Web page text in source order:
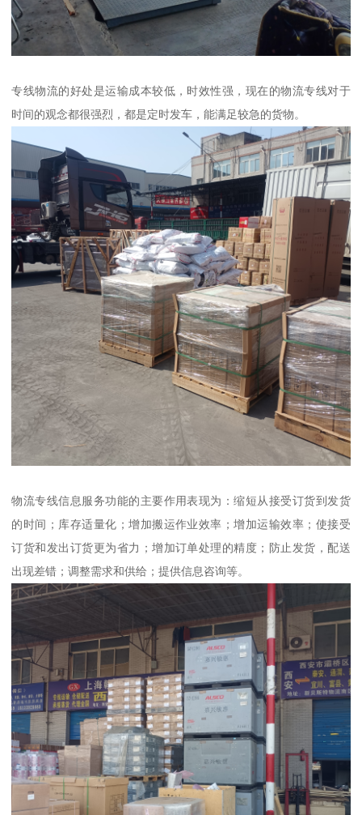
专线物流的好处是运输成本较低，时效性强，现在的物流专线对于
时间的观念都很强烈，都是定时发车，能满足较急的货物。
物流专线信息服务功能的主要作用表现为：缩短从接受订货到发货
的时间；库存适量化；增加搬运作业效率；增加运输效率；使接受
订货和发出订货更为省力；增加订单处理的精度；防止发货，配送
出现差错；调整需求和供给；提供信息咨询等。